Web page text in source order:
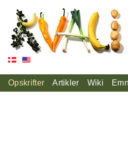
Opskrifter Artikler Wiki